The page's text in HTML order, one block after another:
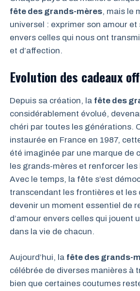
fête des grands-mères, mais le
universel : exprimer son amour
envers celles qui nous ont
et d’affection.
Evolution des cadeaux
Depuis sa création, la fête des
considérablement évolué,
chéri par toutes les générations.
instaurée en France en 1987,
été imaginée par une marque de
les grands-mères et renforcer
Avec le temps, la fête s’est
transcendant les frontières et les
devenir un moment essentiel de
d’amour envers celles qui jouent
dans la vie de chacun.
Aujourd’hui, la fête des grands-
célébrée de diverses manières à
bien que certaines coutumes